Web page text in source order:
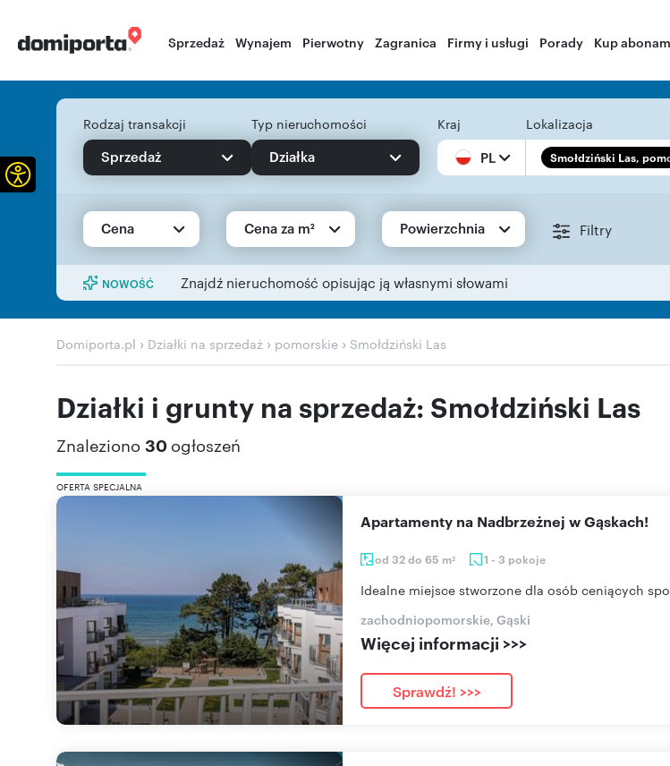
Sprzedaż Wynajem Pierwotny Zagranica Firmy i usługi Porady Kup
Rodzaj transakcji
Sprzedaż
Typ nieruchomości
Działka
Kraj
PL
Lokalizacja
Smołdziński Las,
Cena Cena za m² Powierzchnia Filtry
NOWOŚĆ Znajdź nieruchomość opisując ją własnymi słowami
Domiporta.pl › Działki na sprzedaż › pomorskie › Smołdziński Las
Działki i grunty na sprzedaż: Smołdziński Las
Znaleziono 30 ogłoszeń
OFERTA SPECJALNA
od 32 do 65 m2 1 - 3 pokoje
Apartamenty na Nadbrzeżnej w Gąskach!
Idealne miejsce stworzone dla osób ceniących
zachodniopomorskie, Gąski
Więcej informacji >>>
Sprawdź! >>>
Otwórz pasek narzędzi